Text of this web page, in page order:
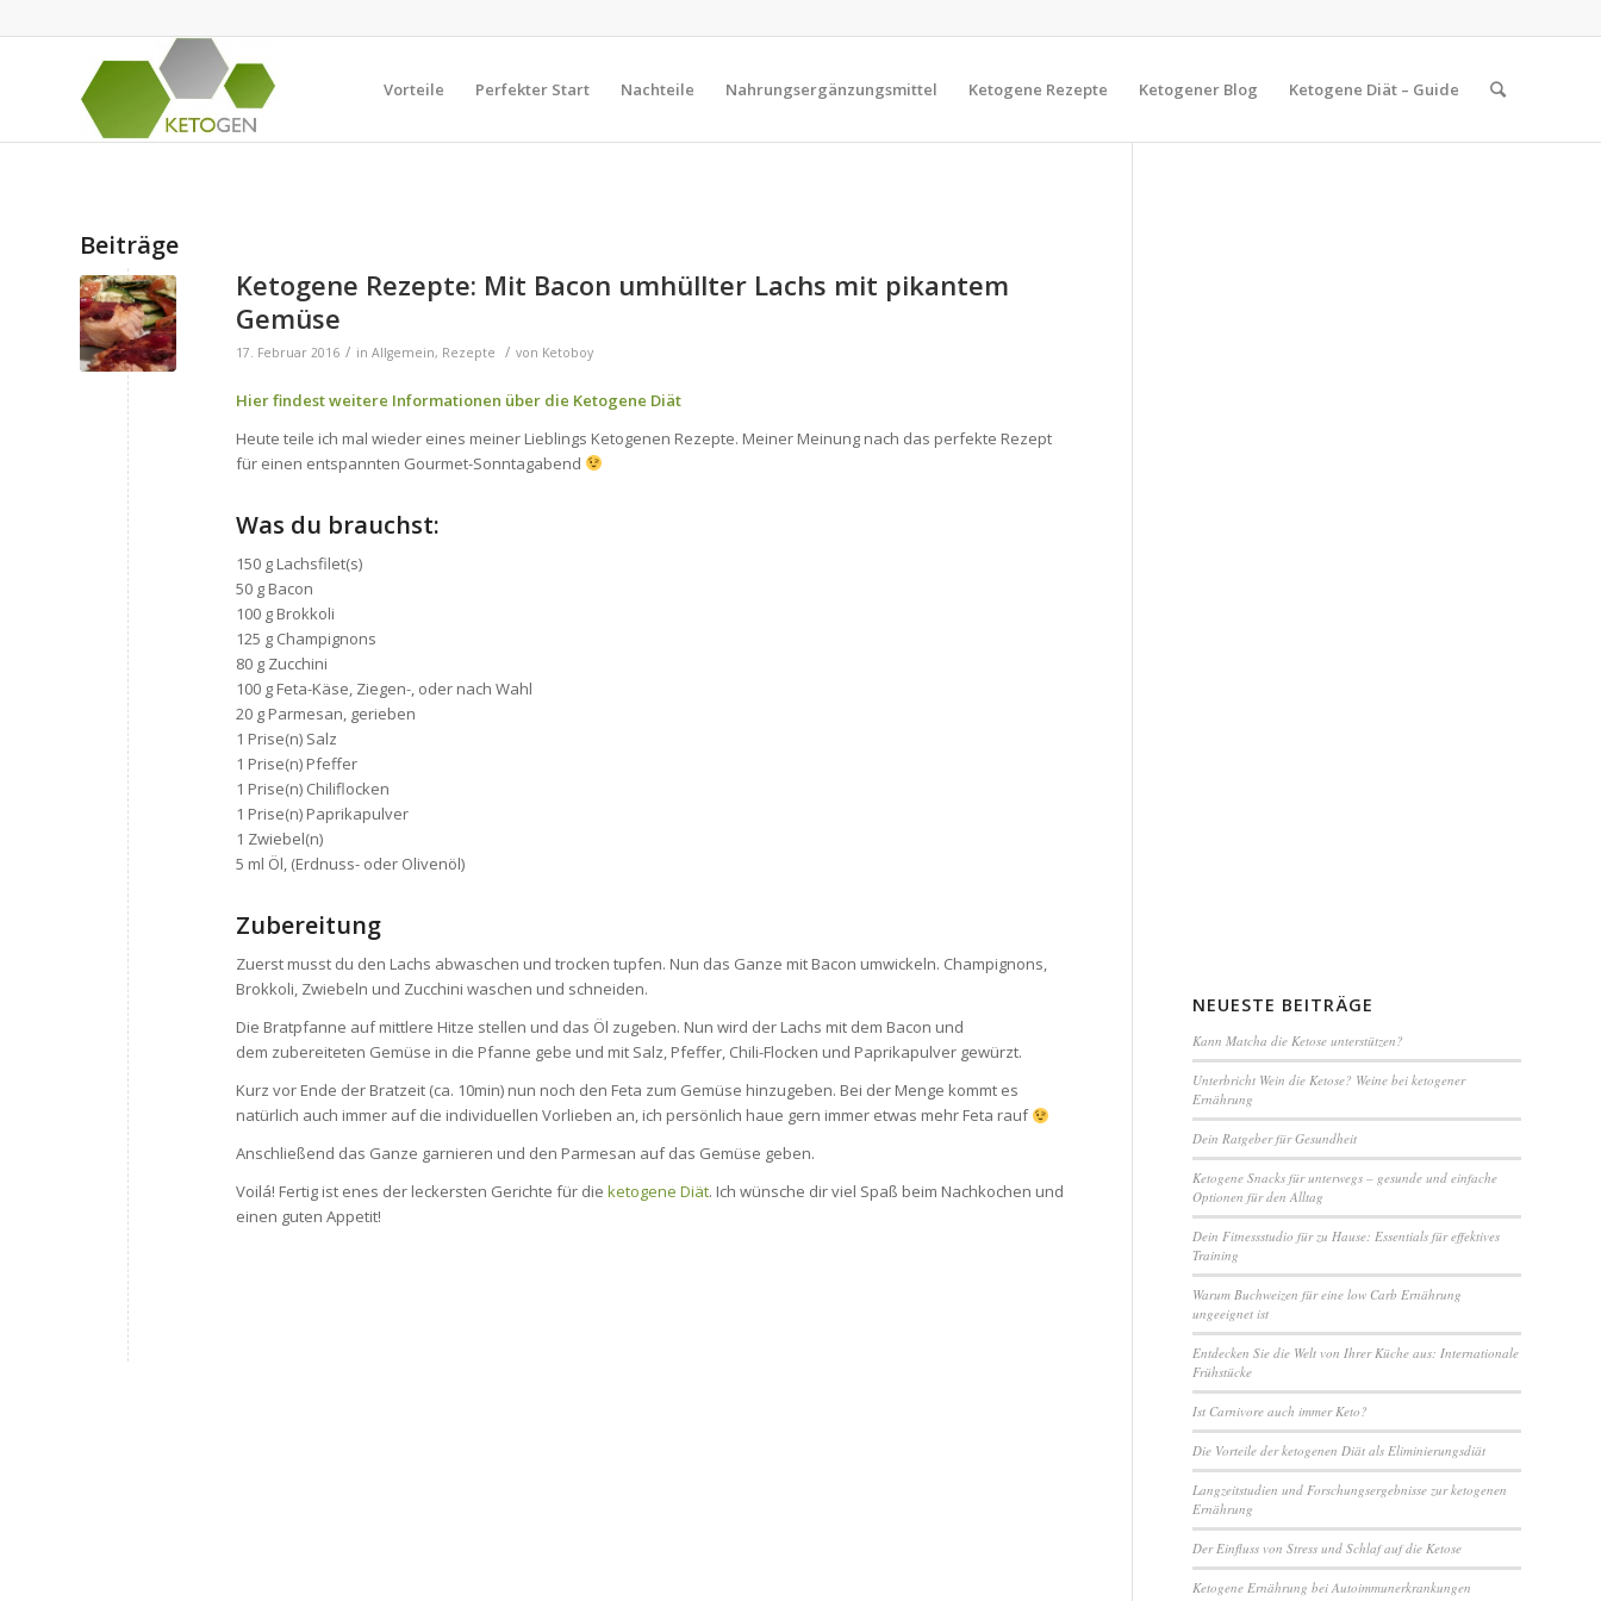
Vorteile Perfekter Start Nachteile Nahrungsergänzungsmittel Ketogene Rezepte Ketogener Blog Ketogene Diät – Guide
Beiträge
Ketogene Rezepte: Mit Bacon umhüllter Lachs mit pikantem
Gemüse
17. Februar 2016 / in Allgemein, Rezepte / von Ketoboy
Hier findest weitere Informationen über die Ketogene Diät
Heute teile ich mal wieder eines meiner Lieblings Ketogenen Rezepte. Meiner Meinung nach das perfekte Rezept
für einen entspannten Gourmet-Sonntagabend
Was du brauchst:
150 g Lachsfilet(s)
50 g Bacon
100 g Brokkoli
125 g Champignons
80 g Zucchini
100 g Feta-Käse, Ziegen-, oder nach Wahl
20 g Parmesan, gerieben
1 Prise(n) Salz
1 Prise(n) Pfeffer
1 Prise(n) Chiliflocken
1 Prise(n) Paprikapulver
1 Zwiebel(n)
5 ml Öl, (Erdnuss- oder Olivenöl)
Zubereitung
Zuerst musst du den Lachs abwaschen und trocken tupfen. Nun das Ganze mit Bacon umwickeln. Champignons,
Brokkoli, Zwiebeln und Zucchini waschen und schneiden.
Die Bratpfanne auf mittlere Hitze stellen und das Öl zugeben. Nun wird der Lachs mit dem Bacon und
dem zubereiteten Gemüse in die Pfanne gebe und mit Salz, Pfeffer, Chili-Flocken und Paprikapulver gewürzt.
Kurz vor Ende der Bratzeit (ca. 10min) nun noch den Feta zum Gemüse hinzugeben. Bei der Menge kommt es
natürlich auch immer auf die individuellen Vorlieben an, ich persönlich haue gern immer etwas mehr Feta rauf
Anschließend das Ganze garnieren und den Parmesan auf das Gemüse geben.
Voilá! Fertig ist enes der leckersten Gerichte für die ketogene Diät. Ich wünsche dir viel Spaß beim Nachkochen und
einen guten Appetit!
NEUESTE BEITRÄGE
Kann Matcha die Ketose unterstützen?
Unterbricht Wein die Ketose? Weine bei ketogener
Ernährung
Dein Ratgeber für Gesundheit
Ketogene Snacks für unterwegs – gesunde und einfache
Optionen für den Alltag
Dein Fitnessstudio für zu Hause: Essentials für effektives
Training
Warum Buchweizen für eine low Carb Ernährung
ungeeignet ist
Entdecken Sie die Welt von Ihrer Küche aus: Internationale
Frühstücke
Ist Carnivore auch immer Keto?
Die Vorteile der ketogenen Diät als Eliminierungsdiät
Langzeitstudien und Forschungsergebnisse zur ketogenen
Ernährung
Der Einfluss von Stress und Schlaf auf die Ketose
Ketogene Ernährung bei Autoimmunerkrankungen